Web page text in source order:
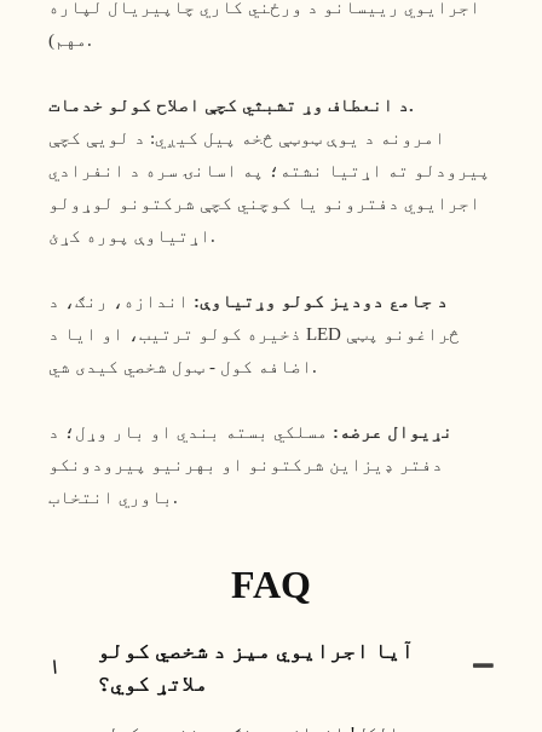
اجرایوي رییسانو د ورځني کاري چاپیریال لپاره
مهم).
د انعطاف وړ تشبثي کچې اصلاح کولو خدمات.
امرونه د یوې ټوټې څخه پیل کیږي: د لویې کچې
پیرودلو ته اړتیا نشته؛ په اسانۍ سره د انفرادي
اجرایوي دفترونو یا کوچني کچې شرکتونو لوړولو
اړتیاوې پوره کړئ.
د جامع دودیز کولو وړتیاوې: اندازه، رنګ، د
ذخیره کولو ترتیب، او ایا د LED څراغونو پټې
اضافه کول - ټول شخصي کیدی شي.
نړیوال عرضه: مسلکي بسته بندي او بار وړل؛ د
دفتر ډیزاین شرکتونو او بهرنیو پیرودونکو
باوري انتخاب.
FAQ
۱
آیا اجرایوي میز د شخصي کولو
ملاتړ کوي؟